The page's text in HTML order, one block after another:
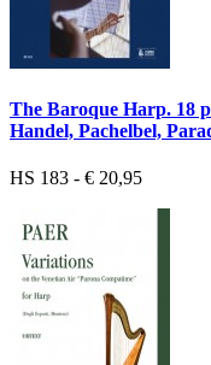
The Baroque Harp. 18
Handel, Pachelbel,
HS 183 - € 20,95